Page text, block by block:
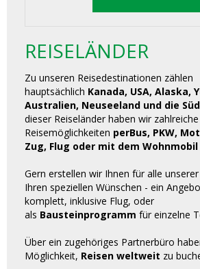
REISELÄNDER
Zu unseren Reisedestinationen zählen
hauptsächlich Kanada, USA, Alaska,
Australien, Neuseeland und die
dieser Reiseländer haben wir zahlreiche
Reisemöglichkeiten perBus, PKW,
Zug, Flug oder mit dem Wohnmobil
Gern erstellen wir Ihnen für alle
Ihren speziellen Wünschen - ein
komplett, inklusive Flug, oder
als Bausteinprogramm für einzelne
Über ein zugehöriges Partnerbüro
Möglichkeit, Reisen weltweit zu